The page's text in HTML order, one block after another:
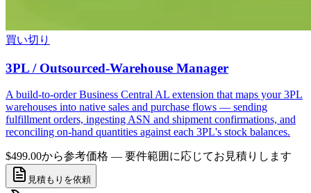
買い切り
3PL / Outsourced-Warehouse Manager
A build-to-order Business Central AL extension that maps your 3PL
warehouses into native sales and purchase flows — sending
fulfillment orders, ingesting ASN and shipment confirmations, and
reconciling on-hand quantities against each 3PL's stock balances.
$499.00から参考価格 — 要件範囲に応じてお見積りします
見積もりを依頼